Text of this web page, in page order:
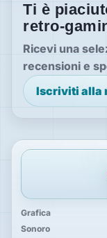
Ti è
retro-
Ricevi una
recensioni e
Iscriviti alla
Grafica
Sonoro